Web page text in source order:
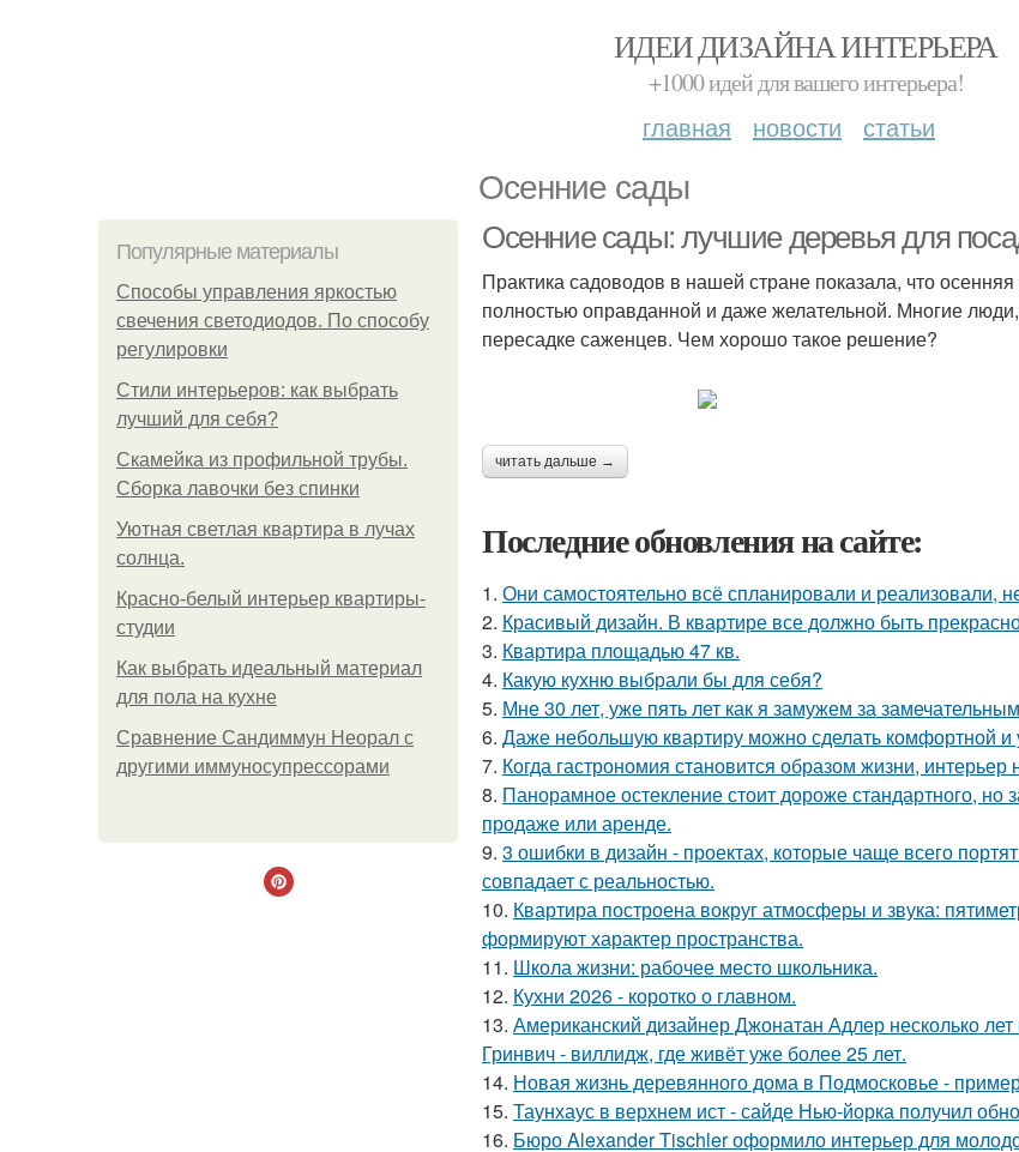
ИДЕИ ДИЗАЙНА ИНТЕРЬЕРА
+1000 идей для вашего интерьера!
главная новости статьи
Осенние сады
Популярные материалы
Способы управления яркостью
свечения светодиодов. По способу
регулировки
Стили интерьеров: как выбрать
лучший для себя?
Скамейка из профильной трубы.
Сборка лавочки без спинки
Уютная светлая квартира в лучах
солнца.
Красно-белый интерьер квартиры-
студии
Как выбрать идеальный материал
для пола на кухне
Сравнение Сандиммун Неорал с
другими иммуносупрессорами
Осенние сады: лучшие деревья для
Практика садоводов в нашей стране показала, что
полностью оправданной и даже желательной. Многие
пересадке саженцев. Чем хорошо такое решение?
читать дальше →
Последние обновления на сайте:
1. Они самостоятельно всё спланировали и реализовали,
2. Красивый дизайн. В квартире все должно быть
3. Квартира площадью 47 кв.
4. Какую кухню выбрали бы для себя?
5. Мне 30 лет, уже пять лет как я замужем за
6. Даже небольшую квартиру можно сделать комфортной и
7. Когда гастрономия становится образом жизни, интерьер
8. Панорамное остекление стоит дороже стандартного,
продаже или аренде.
9. 3 ошибки в дизайн - проектах, которые чаще всего
совпадает с реальностью.
10. Квартира построена вокруг атмосферы и звука:
формируют характер пространства.
11. Школа жизни: рабочее место школьника.
12. Кухни 2026 - коротко о главном.
13. Американский дизайнер Джонатан Адлер несколько
Гринвич - виллидж, где живёт уже более 25 лет.
14. Новая жизнь деревянного дома в Подмосковье -
15. Таунхаус в верхнем ист - сайде Нью-йорка получил
16. Бюро Alexander Tischler оформило интерьер для